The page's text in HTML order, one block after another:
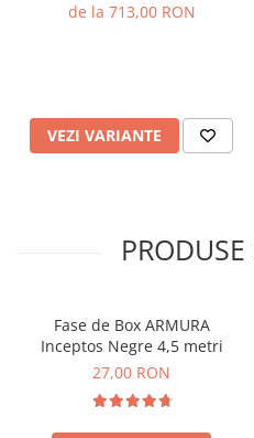
de la 713,00 RON
VEZI VARIANTE
Fase de Box ARMURA
Inceptos Negre 4,5 metri
27,00 RON